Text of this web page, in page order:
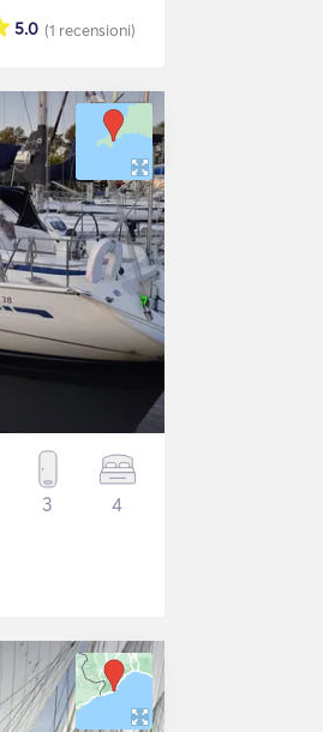
(1 recensioni)
5.0
3 4